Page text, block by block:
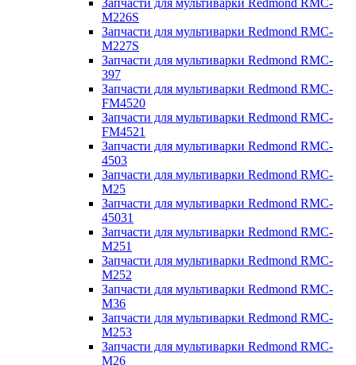
Запчасти для мультиварки Redmond RMC-
M226S
Запчасти для мультиварки Redmond RMC-
M227S
Запчасти для мультиварки Redmond RMC-
397
Запчасти для мультиварки Redmond RMC-
FM4520
Запчасти для мультиварки Redmond RMC-
FM4521
Запчасти для мультиварки Redmond RMC-
4503
Запчасти для мультиварки Redmond RMC-
M25
Запчасти для мультиварки Redmond RMC-
45031
Запчасти для мультиварки Redmond RMC-
M251
Запчасти для мультиварки Redmond RMC-
M252
Запчасти для мультиварки Redmond RMC-
M36
Запчасти для мультиварки Redmond RMC-
M253
Запчасти для мультиварки Redmond RMC-
M26